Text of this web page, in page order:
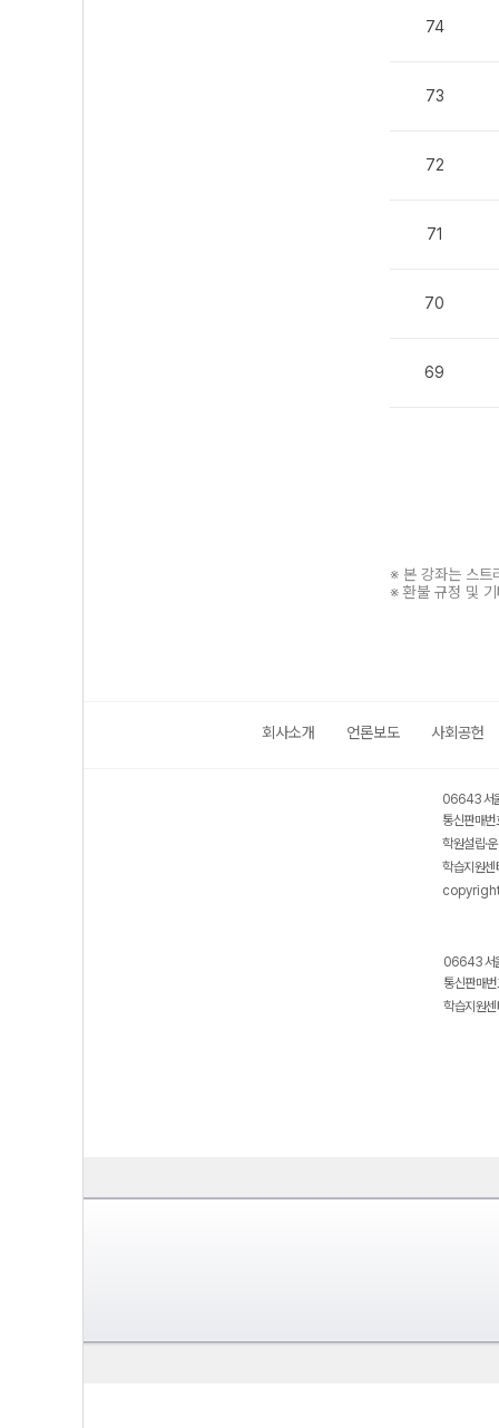
74
73
72
71
70
69
※ 본 강좌는 스트
※ 환불 규정 및
회사소개 언론보도 사회공헌
06643 서
통신판매
학원설립·
학습지원
06643 서
통신판매
학습지원